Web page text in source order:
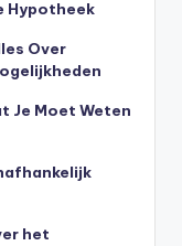
Hypotheek
Over
Je Moet Weten
het